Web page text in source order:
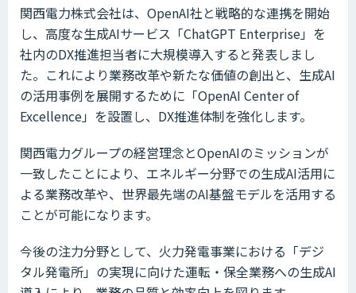
関西電力株式会社は、OpenAI社と戦略的な連携を開始
し、高度な生成AIサービス「ChatGPT Enterprise」を
社内のDX推進担当者に大規模導入すると発表しまし
た。これにより業務改革や新たな価値の創出と、生成AI
の活用事例を展開するために「OpenAI Center of
Excellence」を設置し、DX推進体制を強化します。
関西電力グループの経営理念とOpenAIのミッションが
一致したことにより、エネルギー分野での生成AI活用に
よる業務改革や、世界最先端のAI基盤モデルを活用する
ことが可能になります。
今後の注力分野として、火力発電事業における「デジ
タル発電所」の実現に向けた運転・保全業務への生成AI